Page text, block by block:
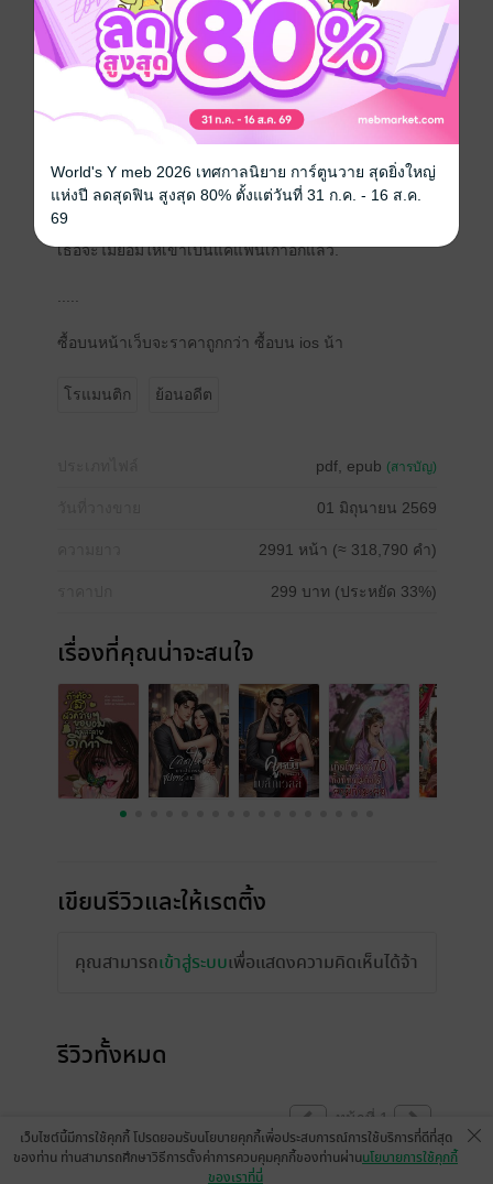
ครั้งนี้อัญญาจะรักเขาให้ดีกว่าเดิม
กอดเขาให้แน่นกว่าเดิม
และอยู่ข้างเขาในวันที่เขายังไม่ได้เป็นดาวที่ทุกคนมอง
เห็น
เขาเคยรักเธอมาก่อน
และครั้งนี้…
เธอจะไม่ยอมให้เขาเป็นแค่แฟนเก่าอีกแล้ว.
ซื้อบนหน้าเว็บจะราคาถูกกว่า ซื้อบน ios น้า
โรแมนติก ย้อนอดีต
pdf, epub (สารบัญ)
01 มิถุนายน 2569
2991 หน้า (≈ 318,790 คำ)
299 บาท (ประหยัด 33%)
เรื่องที่คุณน่าจะสนใจ
เขียนรีวิวและให้เรตติ้ง
คุณสามารถเข้าสู่ระบบเพื่อแสดงความคิดเห็นได้จ้า
รีวิวทั้งหมด
หน้าที่ 1
เว็บไซต์นี้มีการใช้คุกกี้ โปรดยอมรับนโยบายคุกกี้เพื่อประสบการณ์การใช้บริการที่ดีที่สุด
ของท่าน ท่านสามารถศึกษาวิธีการตั้งค่าการควบคุมคุกกี้ของท่านผ่านนโยบายการใช้คุกกี้
ของเราที่นี่
World's Y meb 2026 เทศกาลนิยาย การ์ตูนวาย สุดยิ่งใหญ่
แห่งปี ลดสุดฟิน สูงสุด 80% ตั้งแต่วันที่ 31 ก.ค. - 16 ส.ค.
69